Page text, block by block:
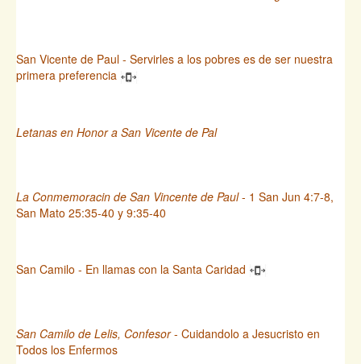
San Vicente de Paul - Servirles a los pobres es de ser nuestra
primera preferencia
Letanas en Honor a San Vicente de Pal
La Conmemoracin de San Vincente de Paul- 1 San Jun 4:7-8,
San Mato 25:35-40 y 9:35-40
San Camilo - En llamas con la Santa Caridad
San Camilo de Lelis, Confesor- Cuidandolo a Jesucristo en
Todos los Enfermos